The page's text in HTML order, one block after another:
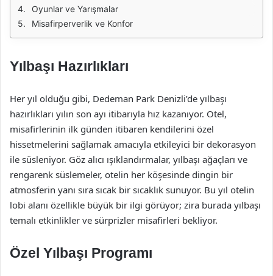
Oyunlar ve Yarışmalar
Misafirperverlik ve Konfor
Yılbaşı Hazırlıkları
Her yıl olduğu gibi, Dedeman Park Denizli’de yılbaşı
hazırlıkları yılın son ayı itibarıyla hız kazanıyor. Otel,
misafirlerinin ilk günden itibaren kendilerini özel
hissetmelerini sağlamak amacıyla etkileyici bir dekorasyon
ile süsleniyor. Göz alıcı ışıklandırmalar, yılbaşı ağaçları ve
rengarenk süslemeler, otelin her köşesinde dingin bir
atmosferin yanı sıra sıcak bir sıcaklık sunuyor. Bu yıl otelin
lobi alanı özellikle büyük bir ilgi görüyor; zira burada yılbaşı
temalı etkinlikler ve sürprizler misafirleri bekliyor.
Özel Yılbaşı Programı